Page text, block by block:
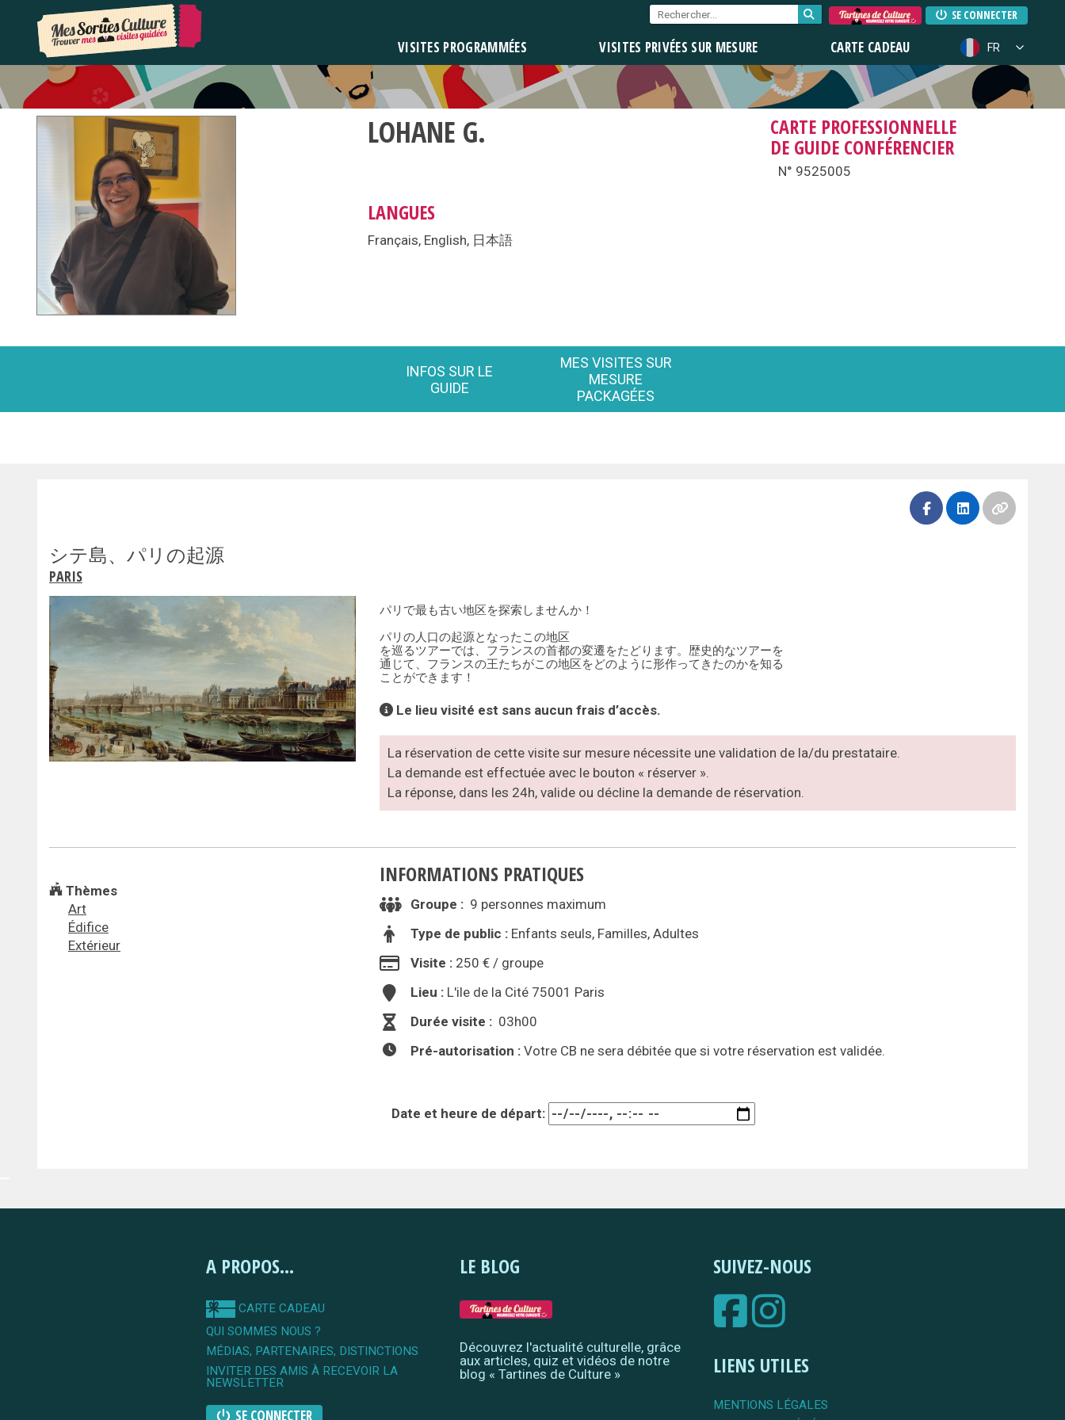
SE CONNECTER
VISITES PROGRAMMÉES VISITES PRIVÉES SUR MESURE CARTE CADEAU FR
LOHANE G. CARTE PROFESSIONNELLE
DE GUIDE CONFÉRENCIER
N° 9525005
LANGUES
Français, English, 日本語
INFOS SUR LE
GUIDE
MES VISITES SUR
MESURE
PACKAGÉES
シテ島、パリの起源
PARIS
パリで最も古い地区を探索しませんか！
パリの人⼝の起源となったこの地区
を巡るツアーでは、フランスの⾸都の変遷をたどります。歴史的なツアーを
通じて、フランスの王たちがこの地区をどのように形作ってきたのかを知る
ことができます！
Le lieu visité est sans aucun frais d’accès.
La réservation de cette visite sur mesure nécessite une validation de la/du prestataire.
La demande est effectuée avec le bouton « réserver ».
La réponse, dans les 24h, valide ou décline la demande de réservation.
Thèmes
Art
Édifice
Extérieur
INFORMATIONS PRATIQUES
Groupe : 9 personnes maximum
Type de public :Enfants seuls, Familles, Adultes
Visite : 250 € / groupe
Lieu : L'ile de la Cité 75001 Paris
Durée visite : 03h00
Pré-autorisation : Votre CB ne sera débitée que si votre réservation est validée.
Date et heure de départ:
A PROPOS...
CARTE CADEAU
QUI SOMMES NOUS ?
MÉDIAS, PARTENAIRES, DISTINCTIONS
INVITER DES AMIS À RECEVOIR LA
NEWSLETTER
SE CONNECTER
LE BLOG
Découvrez l'actualité culturelle, grâce
aux articles, quiz et vidéos de notre
blog « Tartines de Culture »
SUIVEZ-NOUS
LIENS UTILES
MENTIONS LÉGALES